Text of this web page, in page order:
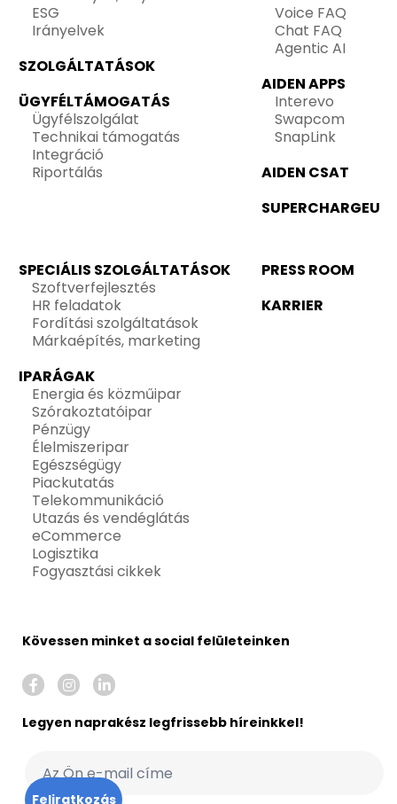
ESG
Irányelvek
SZOLGÁLTATÁSOK
ÜGYFÉLTÁMOGATÁS
Ügyfélszolgálat
Technikai támogatás
Integráció
Riportálás
Voice FAQ
Chat FAQ
Agentic AI
AIDEN APPS
Interevo
Swapcom
SnapLink
AIDEN CSAT
SUPERCHARGEU
SPECIÁLIS SZOLGÁLTATÁSOK
Szoftverfejlesztés
HR feladatok
Fordítási szolgáltatások
Márkaépítés, marketing
IPARÁGAK
Energia és közműipar
Szórakoztatóipar
Pénzügy
Élelmiszeripar
Egészségügy
Piackutatás
Telekommunikáció
Utazás és vendéglátás
eCommerce
Logisztika
Fogyasztási cikkek
PRESS ROOM
KARRIER
Kövessen minket a social felületeinken
Legyen naprakész legfrissebb híreinkkel!